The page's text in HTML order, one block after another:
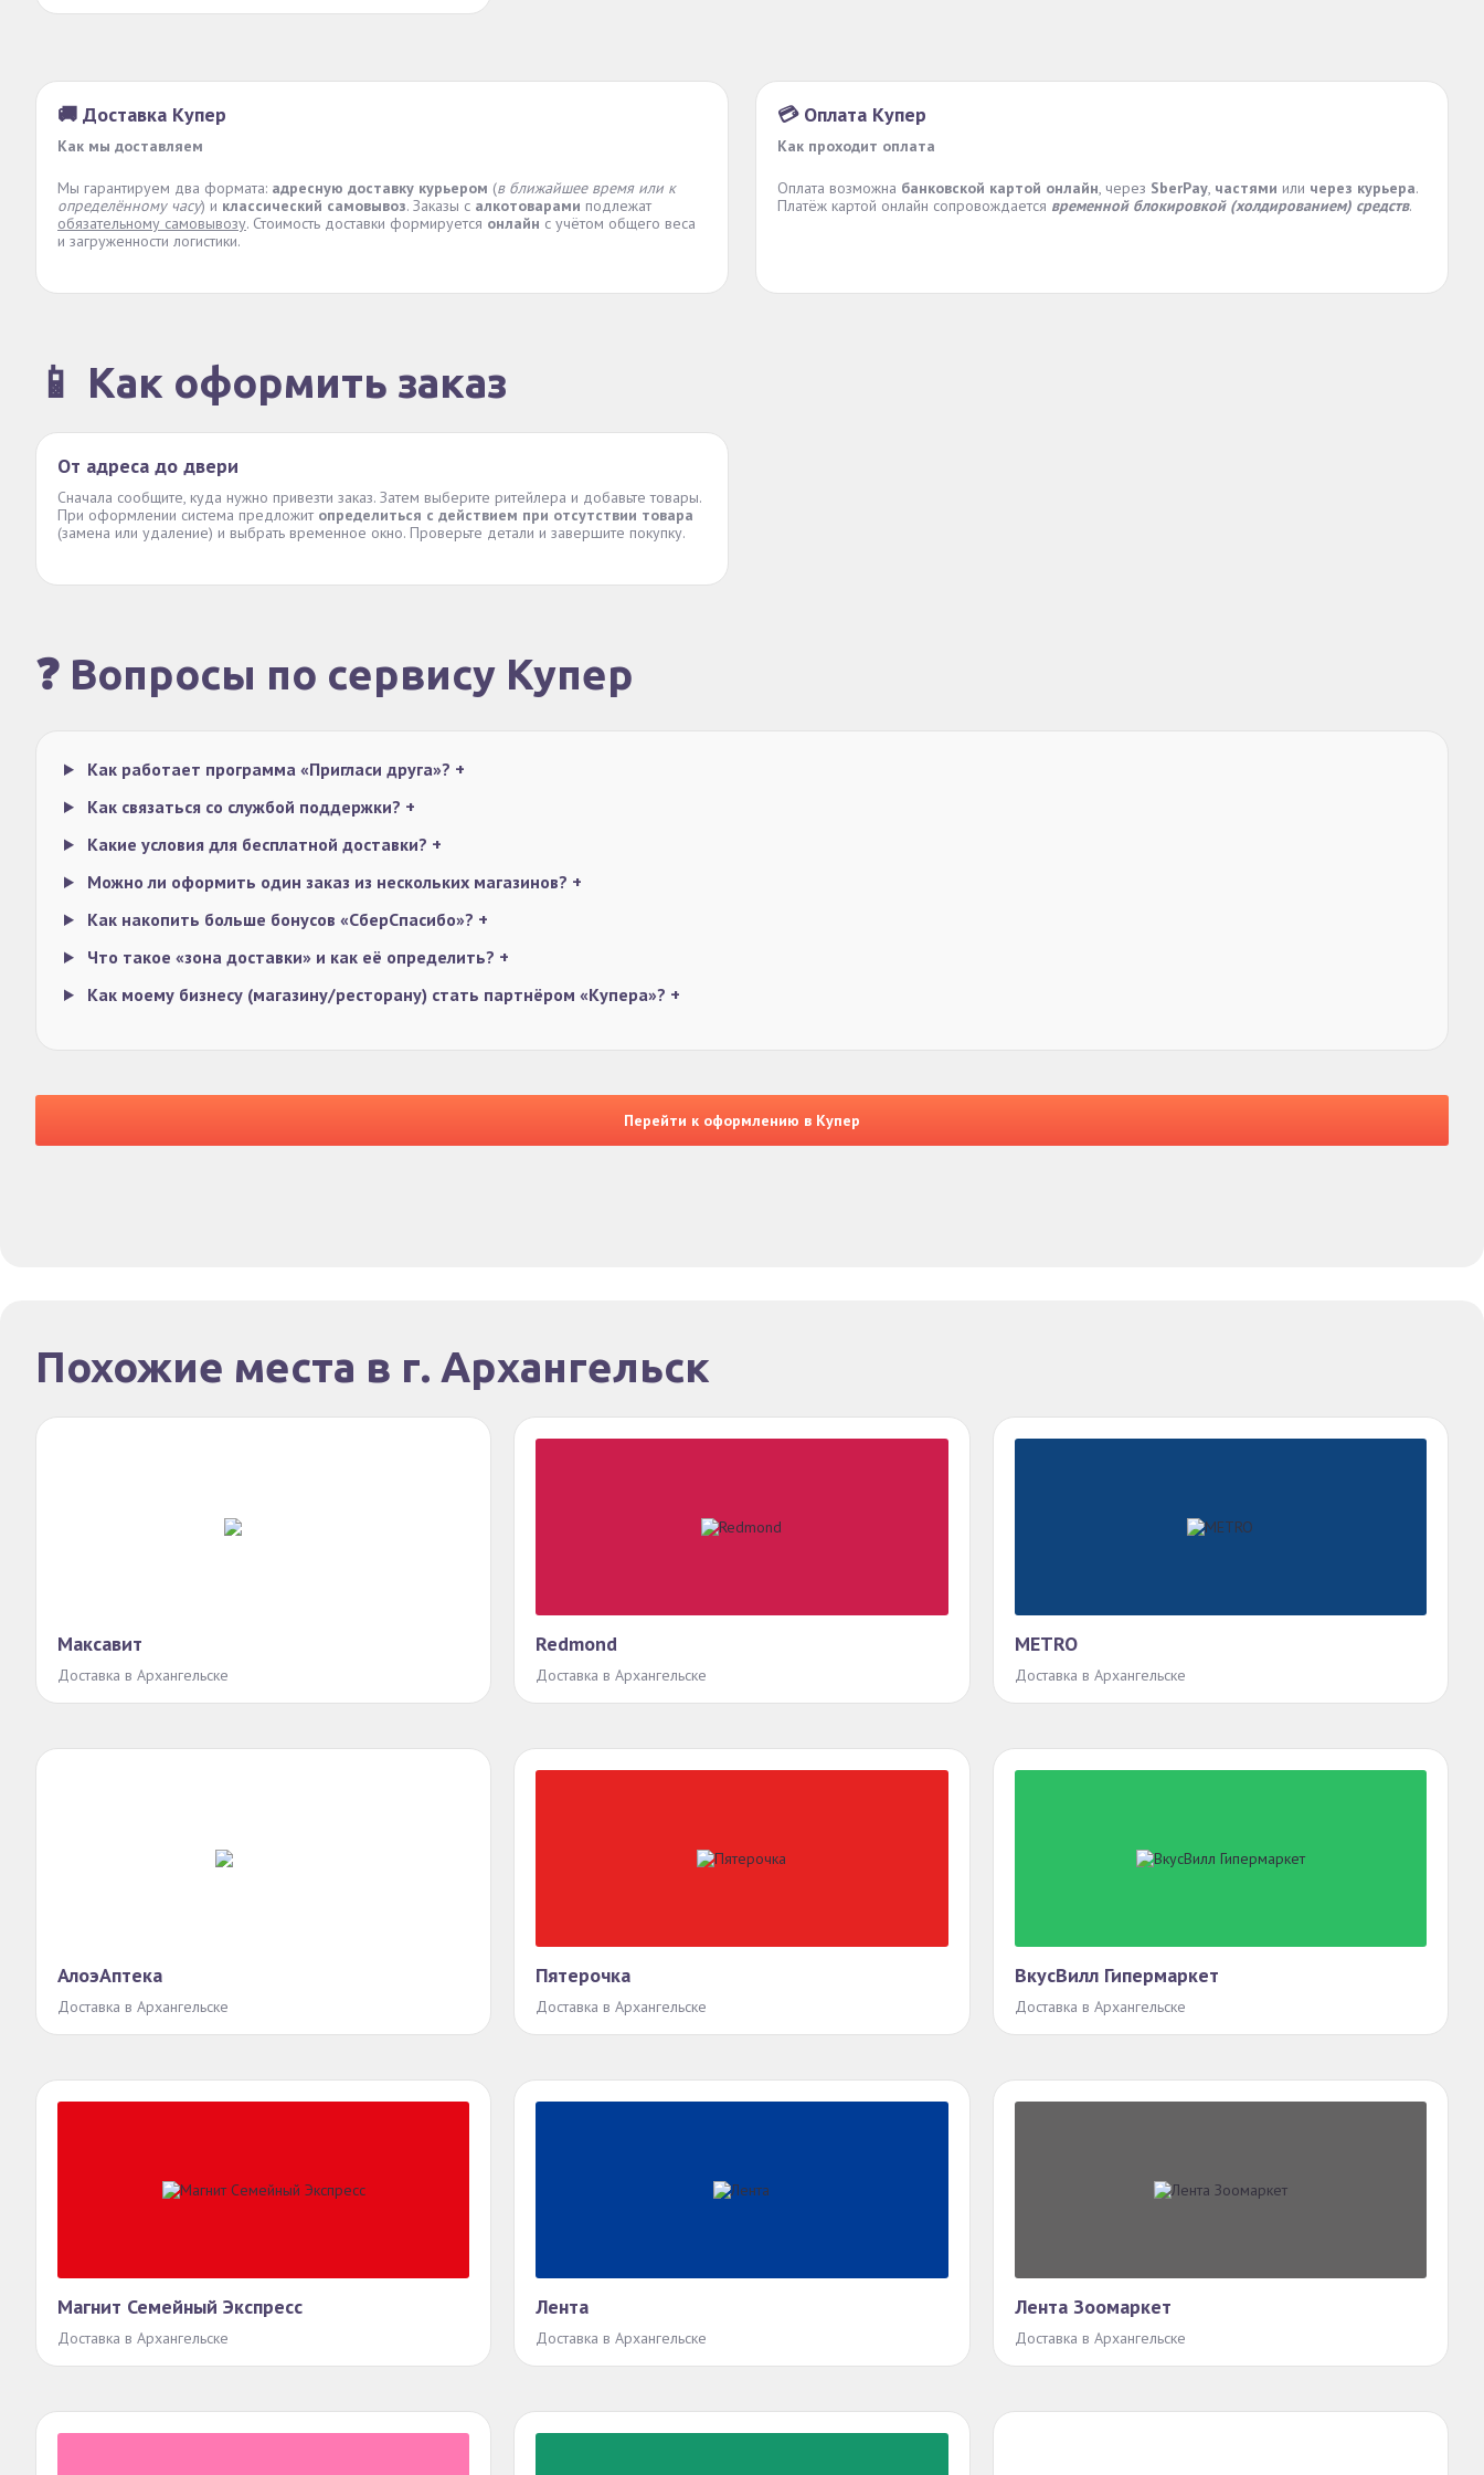
🚚 Доставка Купер
Как мы доставляем
Мы гарантируем два формата: адресную доставку курьером (в ближайшее время или к
определённому часу) и классический самовывоз. Заказы с алкотоварами подлежат
обязательному самовывозу. Стоимость доставки формируется онлайн с учётом общего веса
и загруженности логистики.
💳 Оплата Купер
Как проходит оплата
Оплата возможна банковской картой онлайн, через SberPay, частями или через курьера.
Платёж картой онлайн сопровождается временной блокировкой (холдированием) средств.
📱 Как оформить заказ
От адреса до двери
Сначала сообщите, куда нужно привезти заказ. Затем выберите ритейлера и добавьте товары.
При оформлении система предложит определиться с действием при отсутствии товара
(замена или удаление) и выбрать временное окно. Проверьте детали и завершите покупку.
❓ Вопросы по сервису Купер
Как работает программа «Пригласи друга»? +
Как связаться со службой поддержки? +
Какие условия для бесплатной доставки? +
Можно ли оформить один заказ из нескольких магазинов? +
Как накопить больше бонусов «СберСпасибо»? +
Что такое «зона доставки» и как её определить? +
Как моему бизнесу (магазину/ресторану) стать партнёром «Купера»? +
Перейти к оформлению в Купер
Похожие места в г. Архангельск
Максавит
Доставка в Архангельске
Redmond
Доставка в Архангельске
METRO
Доставка в Архангельске
АлоэАптека
Доставка в Архангельске
Пятерочка
Доставка в Архангельске
ВкусВилл Гипермаркет
Доставка в Архангельске
Магнит Семейный Экспресс
Доставка в Архангельске
Лента
Доставка в Архангельске
Лента Зоомаркет
Доставка в Архангельске